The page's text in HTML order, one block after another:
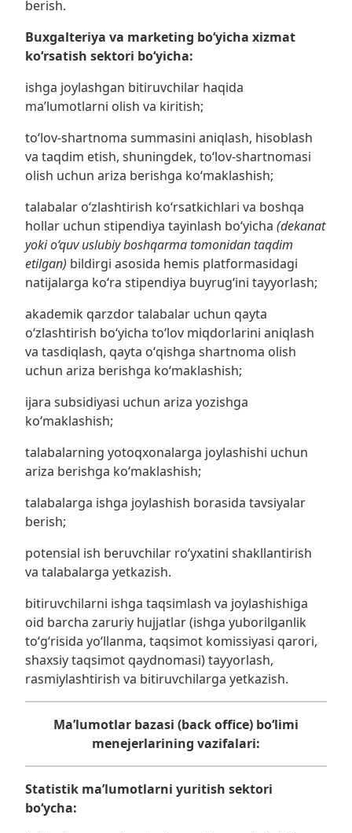
berish.
Buxgalteriya va marketing boʻyicha xizmat
koʻrsatish sektori bo‘yicha:
ishga joylashgan bitiruvchilar haqida
maʼlumotlarni olish va kiritish;
toʻlov-shartnoma summasini aniqlash, hisoblash
va taqdim etish, shuningdek, toʻlov-shartnomasi
olish uchun ariza berishga koʻmaklashish;
talabalar o‘zlashtirish ko‘rsatkichlari va boshqa
hollar uchun stipendiya tayinlash boʻyicha (dekanat
yoki o‘quv uslubiy boshqarma tomonidan taqdim
etilgan) bildirgi asosida hemis platformasidagi
natijalarga ko‘ra stipendiya buyrug‘ini tayyorlash;
akademik qarzdor talabalar uchun qayta
oʻzlashtirish bo‘yicha toʻlov miqdorlarini aniqlash
va tasdiqlash, qayta oʻqishga shartnoma olish
uchun ariza berishga koʻmaklashish;
ijara subsidiyasi uchun ariza yozishga
koʻmaklashish;
talabalarning yotoqxonalarga joylashishi uchun
ariza berishga koʻmaklashish;
talabalarga ishga joylashish borasida tavsiyalar
berish;
potensial ish beruvchilar roʻyxatini shakllantirish
va talabalarga yetkazish.
bitiruvchilarni ishga taqsimlash va joylashishiga
oid barcha zaruriy hujjatlar (ishga yuborilganlik
toʻgʻrisida yoʻllanma, taqsimot komissiyasi qarori,
shaxsiy taqsimot qaydnomasi) tayyorlash,
rasmiylashtirish va bitiruvchilarga yetkazish.
Maʼlumotlar bazasi (back office) boʻlimi
menejerlarining vazifalari:
Statistik maʼlumotlarni yuritish sektori
bo‘ycha: